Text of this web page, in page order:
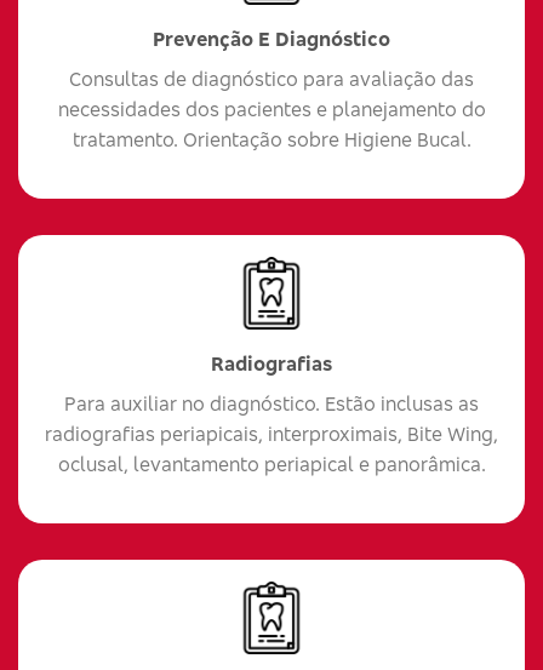
Prevenção E Diagnóstico
Consultas de diagnóstico para avaliação das
necessidades dos pacientes e planejamento do
tratamento. Orientação sobre Higiene Bucal.
Radiografias
Para auxiliar no diagnóstico. Estão inclusas as
radiografias periapicais, interproximais, Bite Wing,
oclusal, levantamento periapical e panorâmica.